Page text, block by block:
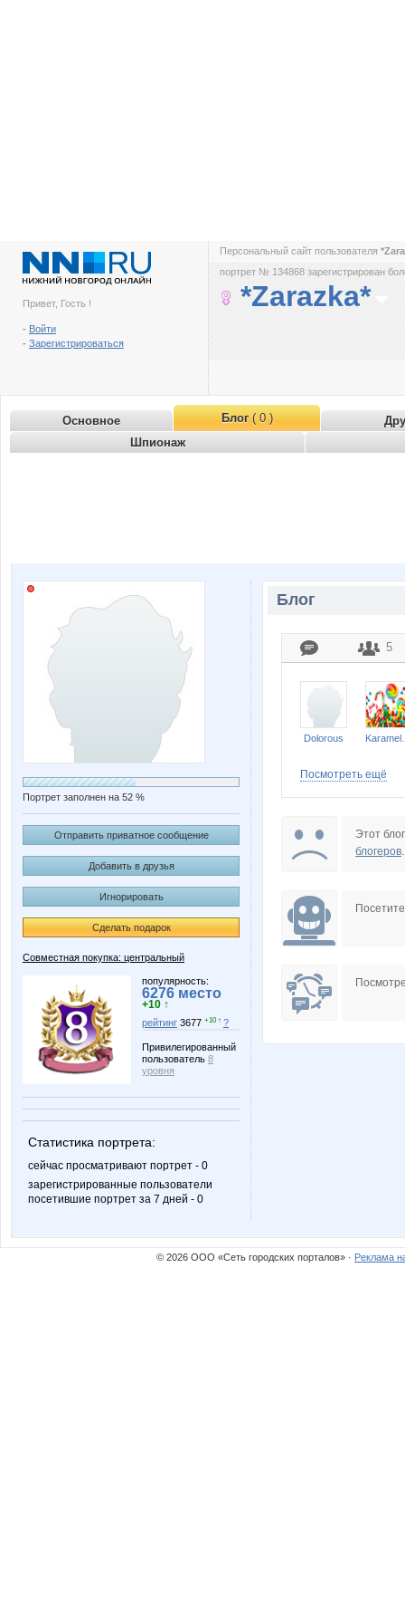
Привет, Гость !
- Войти
- Зарегистрироваться
Персональный сайт пользователя
портрет № 134868 зарегистрирован
*Zarazka*
Основное Блог( 0 )
Шпионаж
Портрет заполнен на 52 %
Отправить приватное сообщение
Добавить в друзья
Игнорировать
Сделать подарок
Совместная покупка: центральный
популярность:
6276 место
+10 ↑
рейтинг 3677 +10 ↑ ?
Привилегированный
пользователь 8
уровня
Статистика портрета:
сейчас просматривают портрет - 0
зарегистрированные пользователи
посетившие портрет за 7 дней - 0
Блог
5
Dolorous
Посмотреть ещё
Этот
блогеров.
© 2026 ООО «Сеть городских порталов» · Реклама